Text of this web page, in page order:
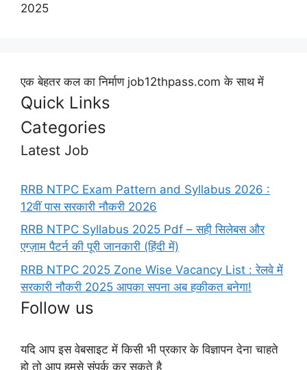
2025
एक बेहतर कल का निर्माण job12thpass.com के साथ में
Quick Links
Categories
Latest Job
RRB NTPC Exam Pattern and Syllabus 2026 :
12वीं पास सरकारी नौकरी 2026
RRB NTPC Syllabus 2025 Pdf – सही सिलेबस और
एग्ज़ाम पैटर्न की पूरी जानकारी (हिंदी में)
RRB NTPC 2025 Zone Wise Vacancy List : रेलवे में
सरकारी नौकरी 2025 आपका सपना अब हकीकत बनेगा!
Follow us
यदि आप इस वेबसाइट में किसी भी प्रकार के विज्ञापन देना चाहते
हो तो आप हमसे संपर्क कर सकते है